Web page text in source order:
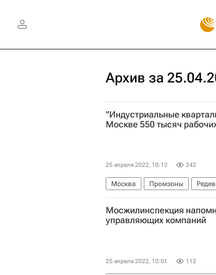
Архив за
"Индустриальные
Москве 550 тысяч
25 апреля 2022, 10:12 242
Москва Промзоны
Мосжилинспекция
управляющих компаний
25 апреля 2022, 10:01 112